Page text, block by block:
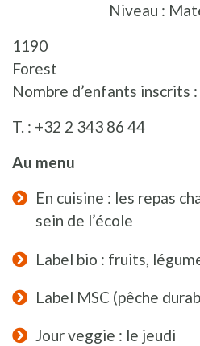
Niveau :
1190
Nombre d’enfants
T. : +32 2 343 86 44
Au menu
En cuisine : les repas
sein de l’école
Label bio : fruits,
Label MSC (pêche
Jour veggie : le jeudi